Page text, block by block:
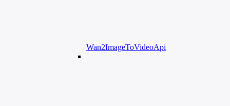
Wan2ImageToVideoApi